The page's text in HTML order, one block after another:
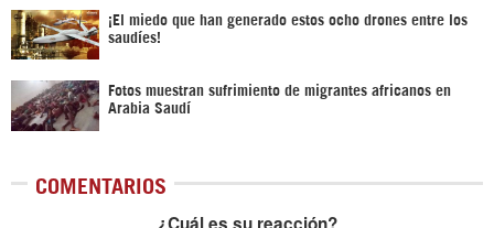
¡El miedo que han generado estos ocho drones entre los
saudíes!
Fotos muestran sufrimiento de migrantes africanos en
Arabia Saudí
COMENTARIOS